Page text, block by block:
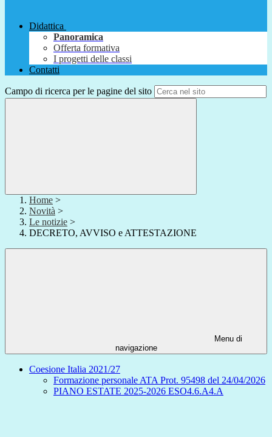
Didattica
Panoramica
Offerta formativa
I progetti delle classi
Contatti
Campo di ricerca per le pagine del sito
Home >
Novità >
Le notizie >
DECRETO, AVVISO e ATTESTAZIONE
Menu di
navigazione
Coesione Italia 2021/27
Formazione personale ATA Prot. 95498 del 24/04/2026
PIANO ESTATE 2025-2026 ESO4.6.A4.A